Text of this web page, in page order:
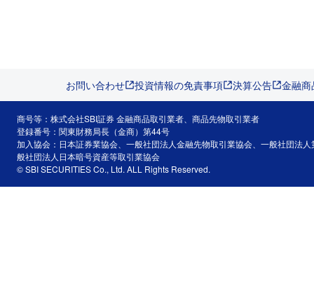
お問い合わせ 投資情報の免責事項 決算公告 金融
商号等：株式会社SBI証券 金融商品取引業者、商品先物取引業者
登録番号：関東財務局長（金商）第44号
加入協会：日本証券業協会、一般社団法人金融先物取引業協会、一般社団法
般社団法人日本暗号資産等取引業協会
© SBI SECURITIES Co., Ltd. ALL Rights Reserved.